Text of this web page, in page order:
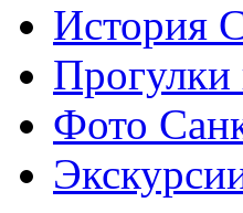
История
Прогулки
Фото